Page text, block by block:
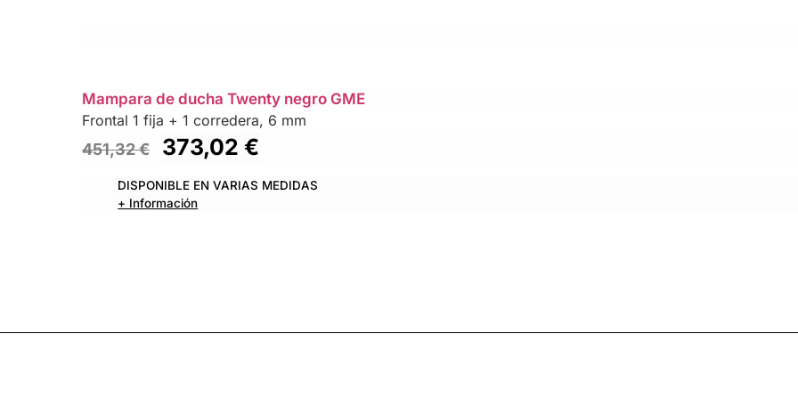
Mampara de ducha Twenty negro GME
Frontal 1 fija + 1 corredera, 6 mm
451,32€ 373,02€
DISPONIBLE EN VARIAS MEDIDAS
+ Información